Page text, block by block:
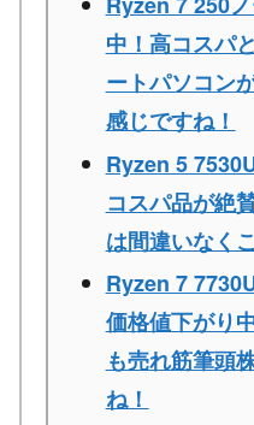
中！高コスパ
ートパソコン
感じですね！
Ryzen 5
コスパ品が絶
は間違いなく
Ryzen 7
価格値下がり
も売れ筋筆頭
ね！